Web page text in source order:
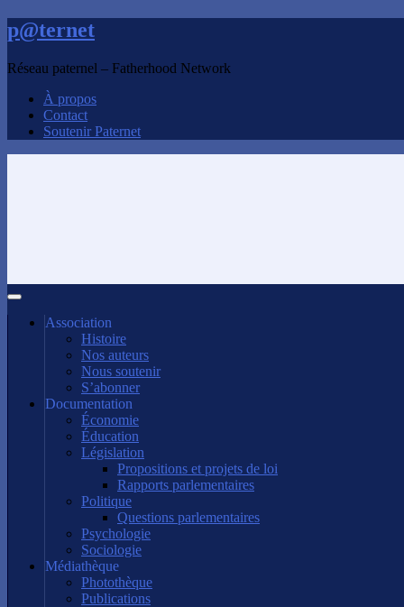
p@ternet
Réseau paternel – Fatherhood Network
À propos
Contact
Soutenir Paternet
Association
Histoire
Nos auteurs
Nous soutenir
S’abonner
Documentation
Économie
Éducation
Législation
Propositions et projets de loi
Rapports parlementaires
Politique
Questions parlementaires
Psychologie
Sociologie
Médiathèque
Photothèque
Publications